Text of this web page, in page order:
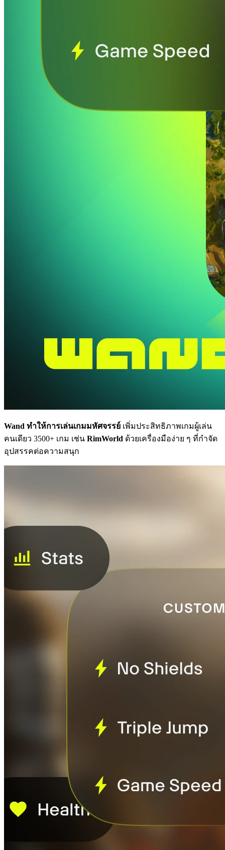
Wand ทำให้การเล่นเกมมหัศจรรย์ เพิ่มประสิทธิภาพเกมผู้เล่น
คนเดียว 3500+ เกม เช่น RimWorld ด้วยเครื่องมือง่าย ๆ ที่กำจัด
อุปสรรคต่อความสนุก